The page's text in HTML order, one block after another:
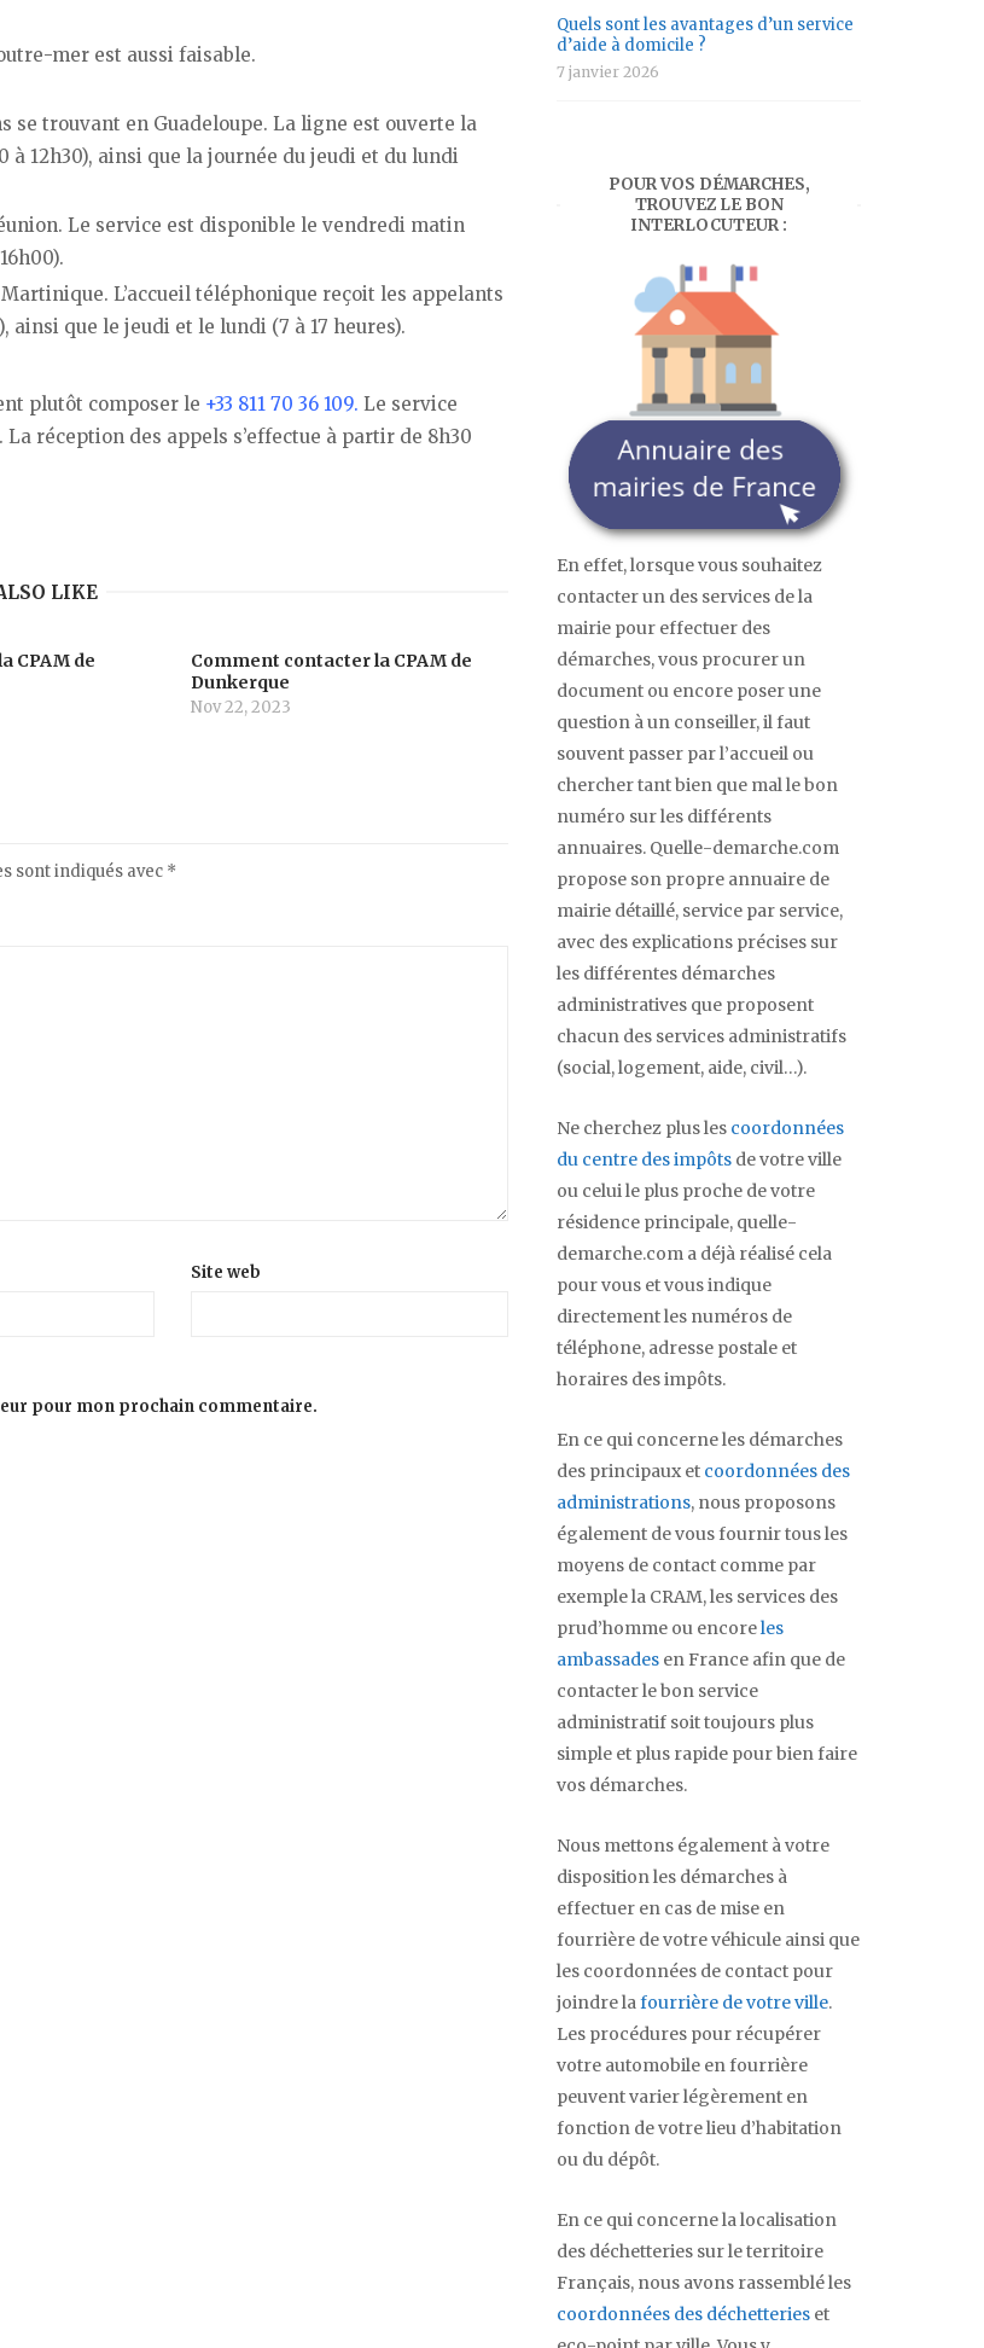
mer est aussi faisable.
se trouvant en Guadeloupe. La ligne est ouverte la
12h30), ainsi que la journée du jeudi et du lundi
Le service est disponible le vendredi matin
L’accueil téléphonique reçoit les appelants
que le jeudi et le lundi (7 à 17 heures).
plutôt composer le +33 811 70 36 109. Le service
réception des appels s’effectue à partir de 8h30
LIKE
CPAM de
Comment contacter la CPAM de
Dunkerque
Nov 22, 2023
sont indiqués avec *
Site web
pour mon prochain commentaire.
Quels sont les avantages d’un service
d’aide à domicile ?
7 janvier 2026
POUR VOS DÉMARCHES,
TROUVEZ LE BON
INTERLOCUTEUR :
En effet, lorsque vous souhaitez
contacter un des services de la
mairie pour effectuer des
démarches, vous procurer un
document ou encore poser une
question à un conseiller, il faut
souvent passer par l’accueil ou
chercher tant bien que mal le bon
numéro sur les différents
annuaires. Quelle-demarche.com
propose son propre annuaire de
mairie détaillé, service par service,
avec des explications précises sur
les différentes démarches
administratives que proposent
chacun des services administratifs
(social, logement, aide, civil…).
Ne cherchez plus les coordonnées
du centre des impôts de votre ville
ou celui le plus proche de votre
résidence principale, quelle-
demarche.com a déjà réalisé cela
pour vous et vous indique
directement les numéros de
téléphone, adresse postale et
horaires des impôts.
En ce qui concerne les démarches
des principaux et coordonnées des
administrations, nous proposons
également de vous fournir tous les
moyens de contact comme par
exemple la CRAM, les services des
prud’homme ou encoreles
ambassades en France afin que de
contacter le bon service
administratif soit toujours plus
simple et plus rapide pour bien faire
vos démarches.
Nous mettons également à votre
disposition les démarches à
effectuer en cas de mise en
fourrière de votre véhicule ainsi que
les coordonnées de contact pour
joindre lafourrière de votre ville.
Les procédures pour récupérer
votre automobile en fourrière
peuvent varier légèrement en
fonction de votre lieu d’habitation
ou du dépôt.
En ce qui concerne la localisation
des déchetteries sur le territoire
Français, nous avons rassemblé les
coordonnées des déchetteries et